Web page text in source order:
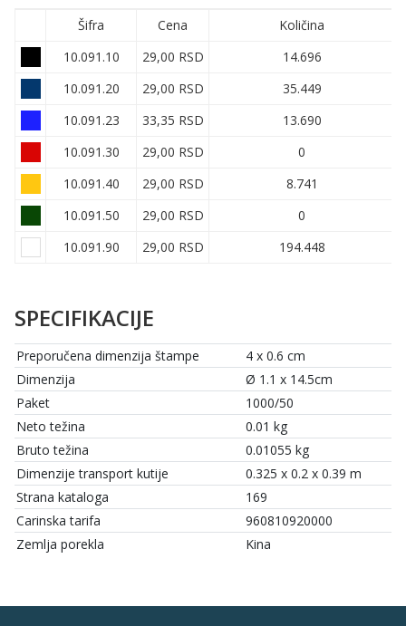
Šifra Cena
Količina
10.091.10
29,00 RSD
14.696
10.091.20
29,00 RSD
35.449
10.091.23
33,35 RSD
13.690
10.091.30
29,00 RSD
0
10.091.40
29,00 RSD
8.741
10.091.50
29,00 RSD
0
10.091.90
29,00 RSD 194.448
SPECIFIKACIJE
Preporučena dimenzija štampe
4 x 0.6 cm
Dimenzija
Ø 1.1 x 14.5cm
Paket
1000/50
Neto težina
0.01 kg
Bruto težina
0.01055 kg
Dimenzije transport kutije
0.325 x 0.2 x 0.39 m
Strana kataloga
169
Carinska tarifa
960810920000
Zemlja porekla
Kina